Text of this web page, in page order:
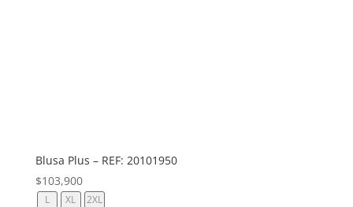
Blusa Plus – REF: 20101950
$103,900
L XL 2XL